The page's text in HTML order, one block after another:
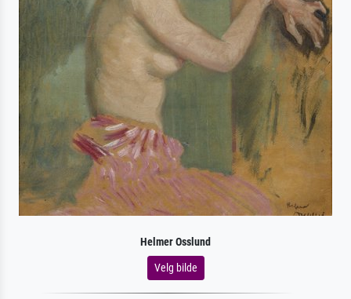
Helmer Osslund
Velg bilde